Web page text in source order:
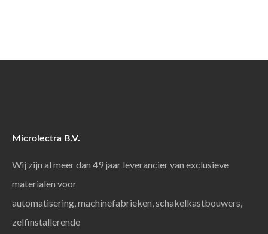
Microlectra B.V.
Wij zijn al meer dan 49 jaar leverancier van exclusieve
materialen voor
automatisering, machinefabrieken, schakelkastbouwers,
zelfinstallerende